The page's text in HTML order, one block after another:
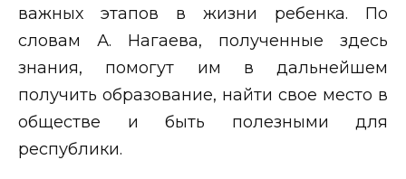
важных этапов в жизни ребенка. По
словам А. Нагаева, полученные здесь
знания, помогут им в дальнейшем
получить образование, найти свое место в
обществе и быть полезными для
республики.